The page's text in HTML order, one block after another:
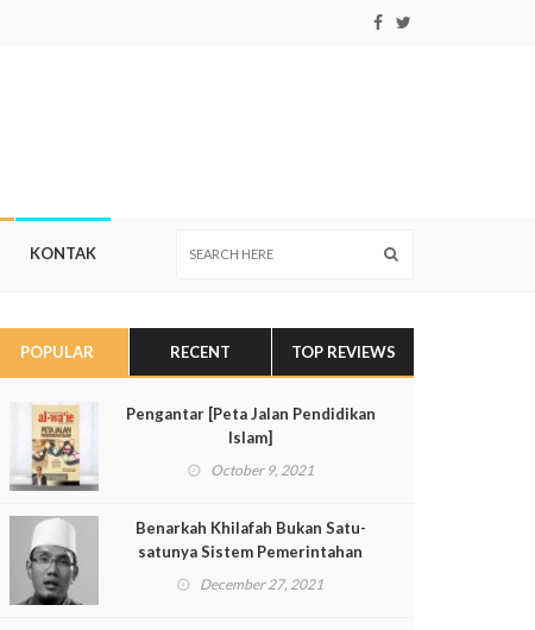
KONTAK
POPULAR RECENT TOP REVIEWS
Pengantar [Peta Jalan Pendidikan
Islam]
October 9, 2021
Benarkah Khilafah Bukan Satu-
satunya Sistem Pemerintahan
Dalam Islam?
December 27, 2021